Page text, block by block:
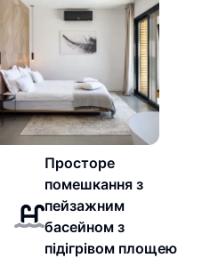
Просторе
помешкання з
пейзажним
басейном з
підігрівом площею